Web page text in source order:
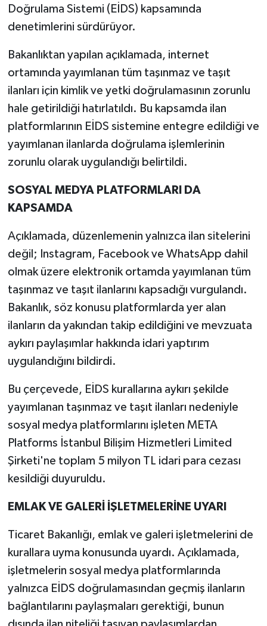
Doğrulama Sistemi (EİDS) kapsamında
denetimlerini sürdürüyor.
Bakanlıktan yapılan açıklamada, internet
ortamında yayımlanan tüm taşınmaz ve taşıt
ilanları için kimlik ve yetki doğrulamasının zorunlu
hale getirildiği hatırlatıldı. Bu kapsamda ilan
platformlarının EİDS sistemine entegre edildiği ve
yayımlanan ilanlarda doğrulama işlemlerinin
zorunlu olarak uygulandığı belirtildi.
SOSYAL MEDYA PLATFORMLARI DA
KAPSAMDA
Açıklamada, düzenlemenin yalnızca ilan sitelerini
değil; Instagram, Facebook ve WhatsApp dahil
olmak üzere elektronik ortamda yayımlanan tüm
taşınmaz ve taşıt ilanlarını kapsadığı vurgulandı.
Bakanlık, söz konusu platformlarda yer alan
ilanların da yakından takip edildiğini ve mevzuata
aykırı paylaşımlar hakkında idari yaptırım
uygulandığını bildirdi.
Bu çerçevede, EİDS kurallarına aykırı şekilde
yayımlanan taşınmaz ve taşıt ilanları nedeniyle
sosyal medya platformlarını işleten META
Platforms İstanbul Bilişim Hizmetleri Limited
Şirketi'ne toplam 5 milyon TL idari para cezası
kesildiği duyuruldu.
EMLAK VE GALERİ İŞLETMELERİNE UYARI
Ticaret Bakanlığı, emlak ve galeri işletmelerini de
kurallara uyma konusunda uyardı. Açıklamada,
işletmelerin sosyal medya platformlarında
yalnızca EİDS doğrulamasından geçmiş ilanların
bağlantılarını paylaşmaları gerektiği, bunun